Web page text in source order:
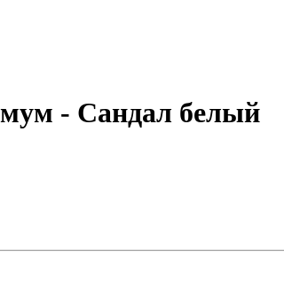
- Сандал белый